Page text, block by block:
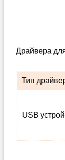
Драйвера
Тип
USB